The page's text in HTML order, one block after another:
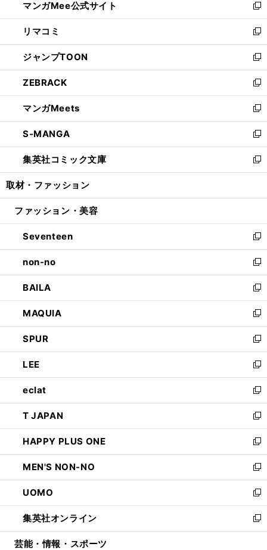
く
ド
ウ
で
開
く
ィ
ン
ド
ウ
で
開
く
い
ウ
ィ
ン
ド
ウ
で
開
く
マンガMee公式サイト
新
し
い
ウ
ィ
ン
ド
ウ
で
開
く
リマコミ
新
し
い
ウ
ィ
ン
ド
ウ
で
開
く
ジャンプTOON
新
し
い
ウ
ィ
ン
ド
ウ
で
開
ZEBRACK
新
し
い
ウ
ィ
ン
ド
ウ
開
マンガMeets
新
し
い
ウ
ィ
ン
ウ
開
く
S-MANGA
新
し
い
ウ
ン
ウ
で
開
く
集英社コミック文庫
新
し
ウ
ン
ド
ウ
で
開
く
取材・ファッション
ファッション・美容
Seventeen
新
し
い
ウ
ィ
ン
ド
ウ
で
開
く
non-no
新
し
い
ウ
ィ
ン
ド
ウ
で
開
く
BAILA
新
し
い
ウ
ィ
ン
ド
ウ
で
開
く
MAQUIA
新
し
い
ウ
ィ
ン
ド
ウ
で
開
く
SPUR
新
し
い
ウ
ィ
ン
ド
ウ
で
開
く
LEE
新
し
い
ウ
ィ
ン
ド
ウ
で
開
く
eclat
新
し
い
ウ
ィ
ン
ド
ウ
で
開
く
T JAPAN
新
し
い
ウ
ィ
ン
ド
ウ
で
開
HAPPY PLUS ONE
新
し
い
ウ
ィ
ン
ド
ウ
MEN'S NON-NO
新
し
い
ウ
ィ
ン
UOMO
新
し
い
ウ
集英社オンライン
新
し
芸能・情報・スポーツ